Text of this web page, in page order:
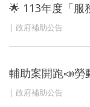
🌟 113年度「服
政府補助公告
輔助案開跑📣勞
政府補助公告